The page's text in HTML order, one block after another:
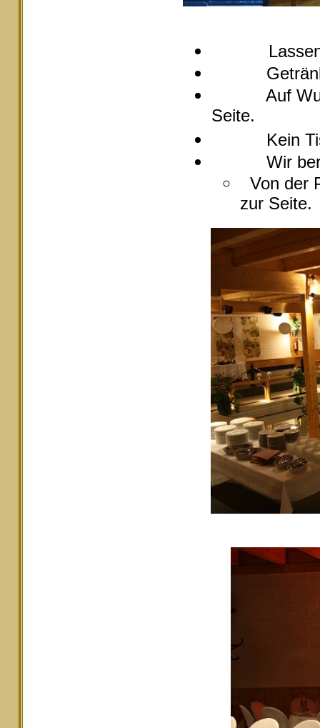
Getränke
Auf
Seite.
Kein
Wir
Von der
zur Seite.